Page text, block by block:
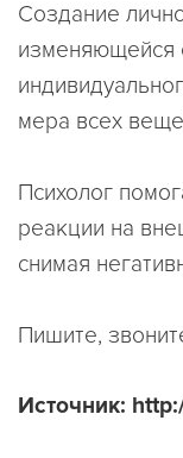
Создание
изменяющейся
мера всех
Психолог
реакции на
снимая
Пишите,
Источник: